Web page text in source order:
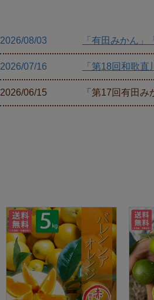
2026/08/03 「有田みかん
2026/07/16 「第18回和歌
2026/06/15 「第17回有田